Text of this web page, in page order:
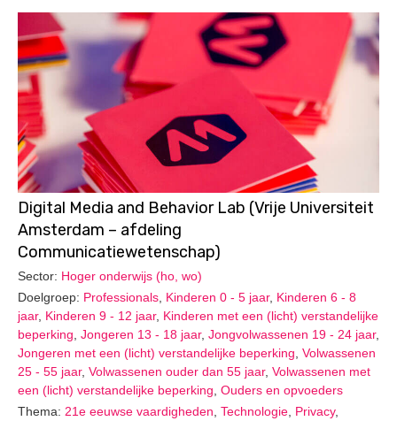
Digital Media and Behavior Lab (Vrije Universiteit
Amsterdam – afdeling
Communicatiewetenschap)
Sector: Hoger onderwijs (ho, wo)
Doelgroep: Professionals Kinderen 0 - 5 jaar, Kinderen 6 - 8
jaar, Kinderen 9 - 12 jaar, Kinderen met een (licht) verstandelijke
beperking Jongeren 13 - 18 jaar, Jongvolwassenen 19 - 24 jaar,
Jongeren met een (licht) verstandelijke beperking Volwassenen
25 - 55 jaar, Volwassenen ouder dan 55 jaar, Volwassenen met
een (licht) verstandelijke beperking Ouders en opvoeders
Thema: 21e eeuwse vaardigheden Technologie Privacy,